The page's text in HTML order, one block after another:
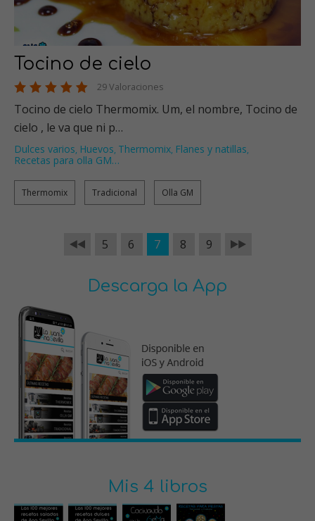
Tocino de cielo
29 Valoraciones
Tocino de cielo Thermomix. Um, el nombre, Tocino de
cielo , le va que ni p…
Dulces varios, Huevos, Thermomix, Flanes y natillas,
Recetas para olla GM…
Thermomix Tradicional Olla GM
5 6 7 8 9
Descarga la App
Mis 4 libros